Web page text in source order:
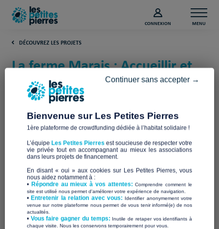
CONNEXION MENU
DÉCOUVREZ LES PROJETS
La ferme Marais : Accueillir et
héberger autrement (Val-de-
Marne)
AUVM
Bienvenue sur Les Petites Pierres
1ère plateforme de crowdfunding dédiée à l’habitat solidaire !
L’équipe Les Petites Pierres est soucieuse de respecter votre
vie privée tout en accompagnant au mieux les associations
dans leurs projets de financement.
En disant « oui » aux cookies sur Les Petites Pierres, vous
nous aidez notamment à :
• Répondre au mieux à vos attentes:Comprendre comment le
site est utilisé nous permet d'améliorer votre expérience de navigation.
•Entretenir la relation avec vous: Identifier anonymement votre
venue sur notre plateforme nous permet de vous tenir informé(e) de nos
actualités.
​• Vous faire gagner du temps: Inutile de retaper vos identifiants à
chaque visite. Nous les conservons temporairement pour vous.
Continuer sans accepter →